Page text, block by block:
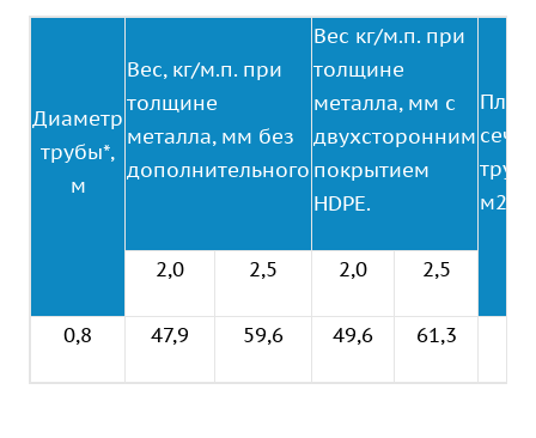
Диаметр
трубы*,
м
Вес, кг/м.п. при
толщине
металла, мм без
дополнительного
Вес кг/м.п. при
толщине
металла, мм с
двухсторонним
покрытием
HDPE.
м2
2,0 2,5 2,0 2,5
0,8 47,9 59,6 49,6 61,3